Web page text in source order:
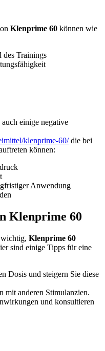
Klenprime 60 können wie
des Trainings
einige negative
klenprime-60/die bei
können:
Anwendung
Klenprime 60
Klenprime 60
sind einige Tipps für eine
Dosis und steigern Sie diese
mit anderen Stimulanzien.
und konsultieren